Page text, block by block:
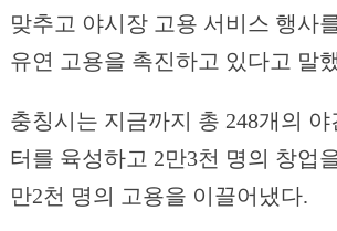
맞추고 야시장 고용 서비스 행사
유연 고용을 촉진하고 있다고 말
충칭시는 지금까지 총 248개의
터를 육성하고 2만3천 명의 창업
만2천 명의 고용을 이끌어냈다.